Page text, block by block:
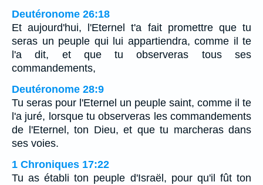
Deutéronome 26:18
Et aujourd'hui, l'Eternel t'a fait promettre que tu
seras un peuple qui lui appartiendra, comme il te
l'a dit, et que tu observeras tous ses
commandements,
Deutéronome 28:9
Tu seras pour l'Eternel un peuple saint, comme il te
l'a juré, lorsque tu observeras les commandements
de l'Eternel, ton Dieu, et que tu marcheras dans
ses voies.
1 Chroniques 17:22
Tu as établi ton peuple d'Israël, pour qu'il fût ton